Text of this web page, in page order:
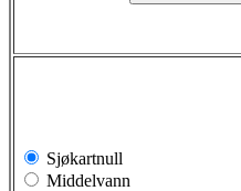
Sjøkartnull
Middelvann